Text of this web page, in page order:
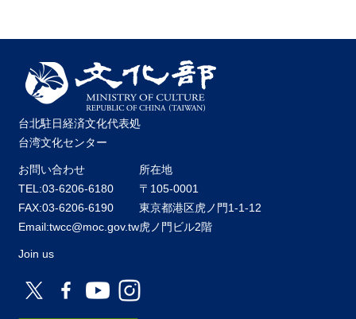
ム
サ
イ
ッ
プ
台北駐日経済文化代表処
台湾文化センター
お問い合わせ
TEL:03-6206-6180
FAX:03-6206-6190
Email:twcc@moc.gov.tw
所在地
〒105-0001
東京都港区虎ノ門1-1-12
虎ノ門ビル2階
Join us